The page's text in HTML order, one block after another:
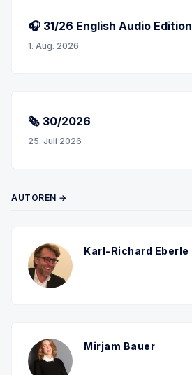
🎧 31/26 English Audio Edition
1. Aug. 2026
🗞 30/2026
25. Juli 2026
AUTOREN →
Karl-Richard Eberle
Mirjam Bauer